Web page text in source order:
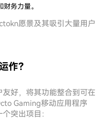
务力量。
愿景及其吸引大量用户
作？
好，将其功能整合到可在
Gaming移动应用程序
突出项目：